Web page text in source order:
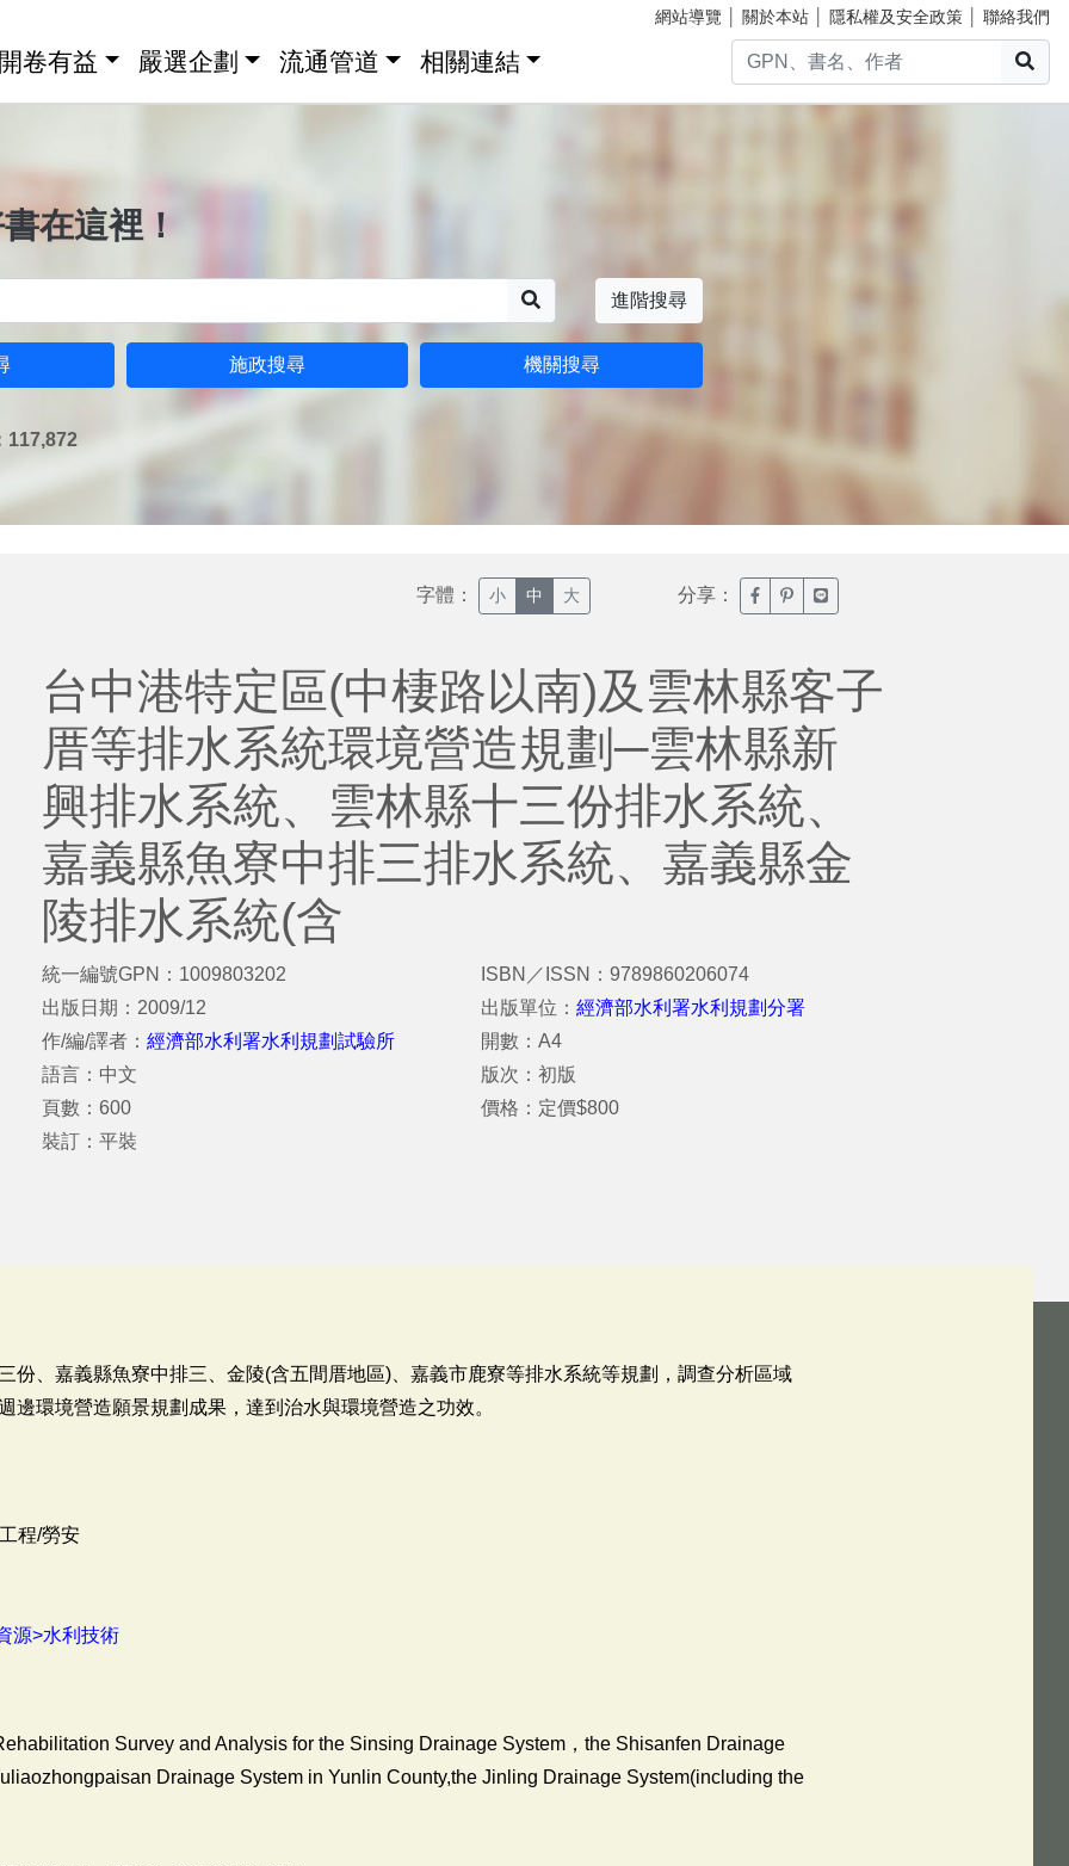
網站導覽 關於本站 隱私權及安全政策 聯絡我們
卷有益 嚴選企劃 流通管道 相關連結
在這裡！
進階搜尋
施政搜尋 機關搜尋
117,872
字體： 小 中 大 分享： 臉書分享(另開新視窗)
噗浪分享(另開新視窗)
Line分享(另開新視窗)
台中港特定區(中棲路以南)及雲林縣客子
厝等排水系統環境營造規劃─雲林縣新
興排水系統、雲林縣十三份排水系統、
嘉義縣魚寮中排三排水系統、嘉義縣金
陵排水系統(含
統一編號GPN：1009803202
出版日期：2009/12
作/編/譯者： 經濟部水利署水利規劃試驗所
語言：中文
頁數：600
裝訂：平裝
ISBN／ISSN：9789860206074
出版單位：經濟部水利署水利規劃分署
開數：A4
版次：初版
價格：定價$800
份、嘉義縣魚寮中排三、金陵(含五間厝地區)、嘉義市鹿寮等排水系統等規劃，調查分析區域
邊環境營造願景規劃成果，達到治水與環境營造之功效。
程/勞安
源>水利技術
Survey and Analysis for the Sinsing Drainage System，the Shisanfen Drainage
Drainage System in Yunlin County,the Jinling Drainage System(including the